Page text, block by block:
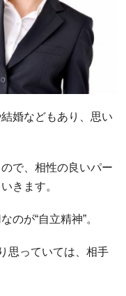
婚などもあり、思い
で、相性の良いパー
きます。
のが“自立精神”。
思っていては、相手